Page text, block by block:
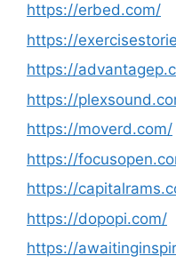
https://erbed.com/
https://
https://
https://
https://moverd.com/
https://
https://
https://dopopi.com/
https://